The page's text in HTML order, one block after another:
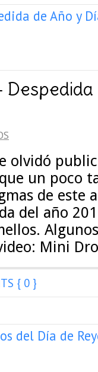
olvidó
un poco
de este
del año
Mini
{ 0 }